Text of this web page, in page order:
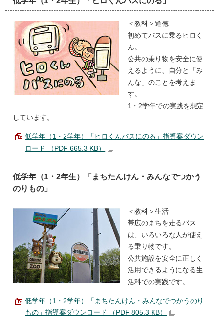
＜教科＞道徳
初めてバスに乗るヒロく
ん。
公共の乗り物を安全に使
えるように、自分と「み
んな」のことを考えま
す。
1・2学年での実践を想定
しています。
低学年（1・2学年）「ヒロくんバスにのる」指導案ダウン
ロード （PDF 665.3 KB）
低学年（1・2年生）「まちたんけん・みんなでつかう
のりもの」
＜教科＞生活
帯広のまちを走るバス
は、いろいろな人が使え
る乗り物です。
公共施設を安全に正しく
活用できるようになる生
活科での実践です。
低学年（1・2学年）「まちたんけん・みんなでつかうのり
もの」指導案ダウンロード （PDF 805.3 KB）